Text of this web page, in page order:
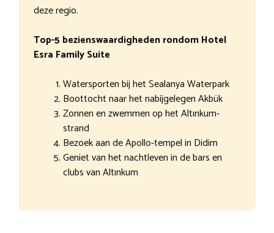
deze regio.
Top-5 bezienswaardigheden rondom Hotel
Esra Family Suite
Watersporten bij het Sealanya Waterpark
Boottocht naar het nabijgelegen Akbük
Zonnen en zwemmen op het Altınkum-
strand
Bezoek aan de Apollo-tempel in Didim
Geniet van het nachtleven in de bars en
clubs van Altınkum